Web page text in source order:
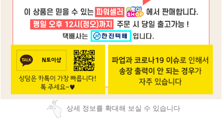
상세 정보를 확대해 보실 수 있습니다